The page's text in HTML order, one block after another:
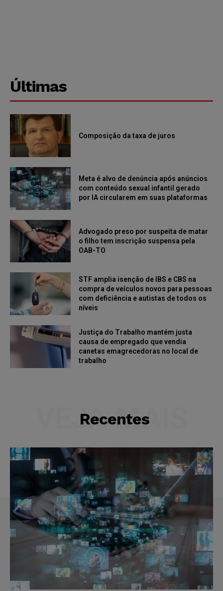
Últimas
Composição da taxa de juros
Meta é alvo de denúncia após anúncios
com conteúdo sexual infantil gerado
por IA circularem em suas plataformas
Advogado preso por suspeita de matar
o filho tem inscrição suspensa pela
OAB-TO
STF amplia isenção de IBS e CBS na
compra de veículos novos para pessoas
com deficiência e autistas de todos os
níveis
Justiça do Trabalho mantém justa
causa de empregado que vendia
canetas emagrecedoras no local de
trabalho
Recentes
VEJA MAIS